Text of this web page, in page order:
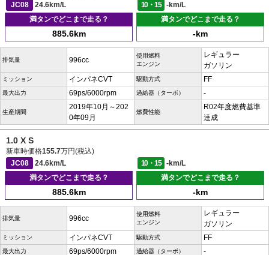
JC08
24.6km/L 10・15
-km/L
満タンでどこまで走る？
885.6km
満タンでどこまで走る？
-km
排気量 996cc
使用燃料
エンジン
レギュラー
ガソリン
ミッション インパネCVT 駆動方式 FF
最大出力 69ps/6000rpm 過給器（ターボ） -
生産期間
2019年10月～202
0年09月
燃費性能
R02年度燃費基準
達成
1.0 X S
新車時価格155.7万円(税込)
JC08
24.6km/L 10・15
-km/L
満タンでどこまで走る？
885.6km
満タンでどこまで走る？
-km
排気量 996cc
使用燃料
エンジン
レギュラー
ガソリン
ミッション インパネCVT 駆動方式 FF
最大出力 69ps/6000rpm 過給器（ターボ） -